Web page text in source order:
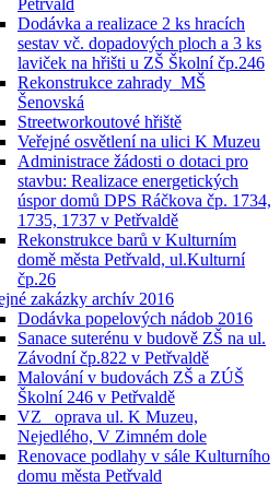
Petřvald
Dodávka a realizace 2 ks hracích
sestav vč. dopadových ploch a 3 ks
laviček na hřišti u ZŠ Školní čp.246
Rekonstrukce zahrady_MŠ
Šenovská
Streetworkoutové hřiště
Veřejné osvětlení na ulici K Muzeu
Administrace žádosti o dotaci pro
stavbu: Realizace energetických
úspor domů DPS Ráčkova čp. 1734,
1735, 1737 v Petřvaldě
Rekonstrukce barů v Kulturním
domě města Petřvald, ul.Kulturní
čp.26
zakázky archív 2016
Dodávka popelových nádob 2016
Sanace suterénu v budově ZŠ na ul.
Závodní čp.822 v Petřvaldě
Malování v budovách ZŠ a ZÚŠ
Školní 246 v Petřvaldě
VZ_ oprava ul. K Muzeu,
Nejedlého, V Zimném dole
Renovace podlahy v sále Kulturního
domu města Petřvald